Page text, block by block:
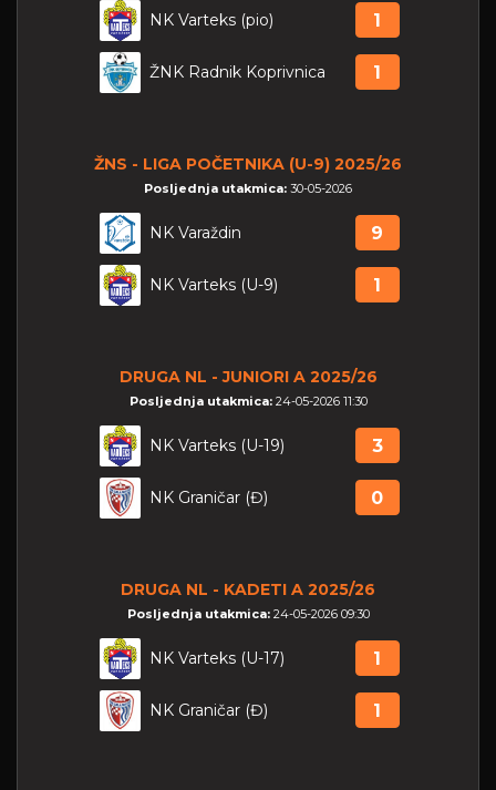
NK Varteks (pio) 1
ŽNK Radnik Koprivnica 1
ŽNS - LIGA POČETNIKA (U-9) 2025/26
Posljednja utakmica: 30-05-2026
NK Varaždin 9
NK Varteks (U-9) 1
DRUGA NL - JUNIORI A 2025/26
Posljednja utakmica: 24-05-2026 11:30
NK Varteks (U-19) 3
NK Graničar (Đ) 0
DRUGA NL - KADETI A 2025/26
Posljednja utakmica: 24-05-2026 09:30
NK Varteks (U-17) 1
NK Graničar (Đ) 1